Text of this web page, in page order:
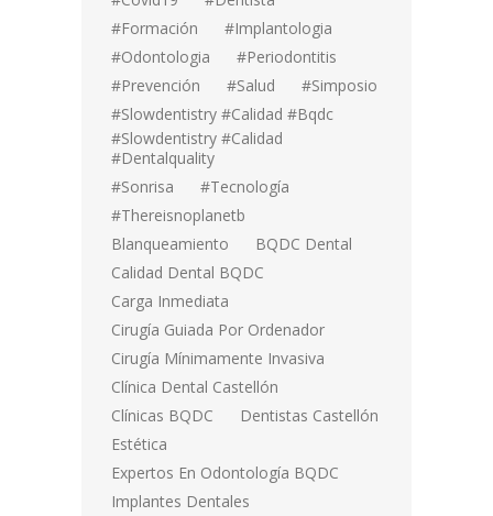
#formación
#implantologia
#odontologia
#periodontitis
#prevención
#salud
#simposio
#Slowdentistry #calidad #bqdc
#Slowdentistry #calidad
#dentalquality
#sonrisa
#tecnología
#thereisnoplanetb
Blanqueamiento
BQDC Dental
Calidad Dental BQDC
Carga Inmediata
Cirugía Guiada Por Ordenador
Cirugía Mínimamente Invasiva
Clínica Dental Castellón
Clínicas BQDC
Dentistas Castellón
Estética
Expertos En Odontología BQDC
Implantes Dentales